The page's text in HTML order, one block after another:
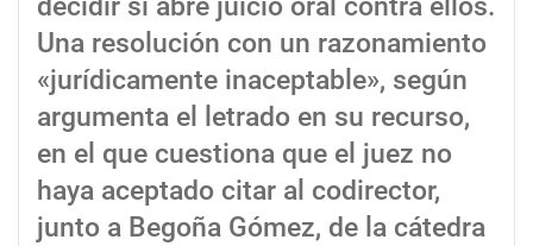
decidir si abre juicio oral contra ellos.
Una resolución con un razonamiento
«jurídicamente inaceptable», según
argumenta el letrado en su recurso,
en el que cuestiona que el juez no
haya aceptado citar al codirector,
junto a Begoña Gómez, de la cátedra